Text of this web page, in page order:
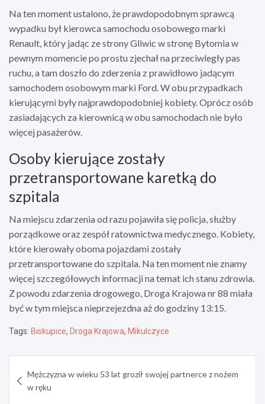
Na ten moment ustalono, że prawdopodobnym sprawcą
wypadku był kierowca samochodu osobowego marki
Renault, który jadąc ze strony Gliwic w stronę Bytomia w
pewnym momencie po prostu zjechał na przeciwległy pas
ruchu, a tam doszło do zderzenia z prawidłowo jadącym
samochodem osobowym marki Ford. W obu przypadkach
kierującymi były najprawdopodobniej kobiety. Oprócz osób
zasiadających za kierownicą w obu samochodach nie było
więcej pasażerów.
Osoby kierujące zostały
przetransportowane karetką do
szpitala
Na miejscu zdarzenia od razu pojawiła się policja, służby
porządkowe oraz zespół ratownictwa medycznego. Kobiety,
które kierowały oboma pojazdami zostały
przetransportowane do szpitala. Na ten moment nie znamy
więcej szczegółowych informacji na temat ich stanu zdrowia.
Z powodu zdarzenia drogowego, Droga Krajowa nr 88 miała
być w tym miejsca nieprzejezdna aż do godziny 13:15.
Tags: Biskupice, Droga Krajowa, Mikulczyce
wpisu
Mężczyzna w wieku 53 lat groził swojej partnerce z nożem
w ręku